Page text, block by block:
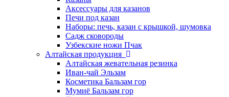
Аксессуары для казанов
Печи под казан
Наборы: печь, казан с крышкой, шумовка
Садж сковороды
Узбекские ножи Пчак
Алтайская продукция
Алтайская жевательная резинка
Иван-чай Эльзам
Косметика Бальзам гор
Мумиё Бальзам гор